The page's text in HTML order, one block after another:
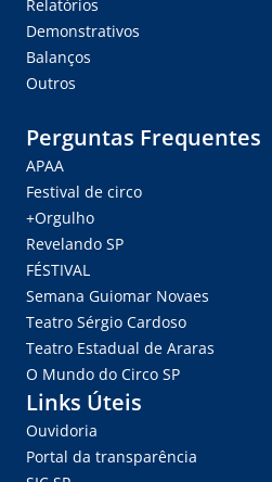
Relatórios
Demonstrativos
Balanços
Outros
Perguntas Frequentes
APAA
Festival de circo
+Orgulho
Revelando SP
FÉSTIVAL
Semana Guiomar Novaes
Teatro Sérgio Cardoso
Teatro Estadual de Araras
O Mundo do Circo SP
Links Úteis
Ouvidoria
Portal da transparência